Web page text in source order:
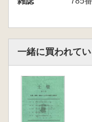
一緒に買われて